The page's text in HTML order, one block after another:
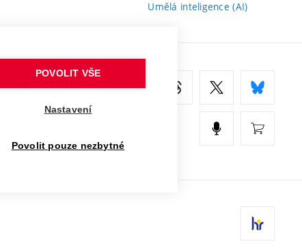
Umělá inteligence (AI)
POVOLIT VŠE
Nastavení
Povolit pouze nezbytné